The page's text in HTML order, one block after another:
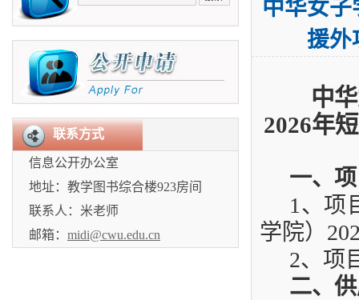
联系方式
信息公开办公室
地址：教学图书综合楼923房间
联系人：米老师
邮箱： midi@cwu.edu.cn
中华女子
援外
中
2026年
一、
1 、项
学院）
2、项
二、